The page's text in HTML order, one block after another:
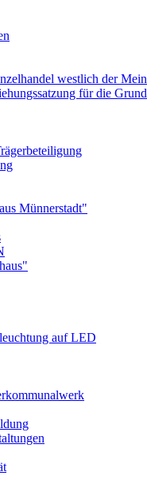
westlich der
für die
Münnerstadt"
auf LED